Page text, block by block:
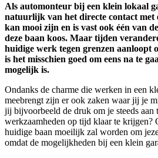
Als automonteur bij een klein lokaal
natuurlijk van het directe contact met
kan mooi zijn en is vast ook één van
deze baan koos. Maar tijden
huidige werk tegen grenzen aanloopt
is het misschien goed om eens na te
mogelijk is.
Ondanks de charme die werken in een
meebrengt zijn er ook zaken waar jij je
jij bijvoorbeeld de druk om je steeds aan
werkzaamheden op tijd klaar te krijgen?
huidige baan moeilijk zal worden om
omdat de mogelijkheden bij een klein